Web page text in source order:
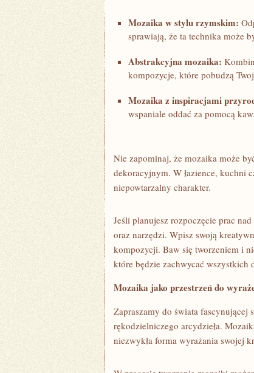
Mozaika w stylu rzymskim:
sprawiają, że⁣ ta technika może
Abstrakcyjna mozaika:
kompozycje, ⁤które pobudzą
Mozaika z inspiracjami​
wspaniale oddać za pomocą
Nie ⁣zapominaj, że mozaika ⁤może
dekoracyjnym. ​W łazience, ‍kuchni
niepowtarzalny‌ charakter.
Jeśli planujesz rozpoczęcie prac
⁣oraz narzędzi.‌ Wpisz swoją
kompozycji. ⁢Baw się tworzeniem i
które będzie⁣ zachwycać wszystkich⁢
Mozaika jako przestrzeń ​do
Zapraszamy do świata fascynującej
rękodzielniczego⁤ arcydzieła.
niezwykła forma wyrażania swojej